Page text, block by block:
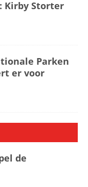
Kirby Storter
Parken
er voor
de